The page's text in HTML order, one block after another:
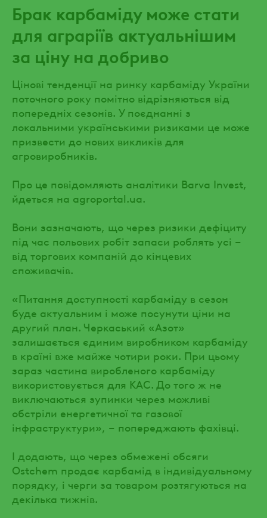
Брак карбаміду може стати
для аграріїв актуальнішим
за ціну на добриво
Цінові тенденції на ринку карбаміду України
поточного року помітно відрізняються від
попередніх сезонів. У поєднанні з
локальними українськими ризиками це може
призвести до нових викликів для
агровиробників.
Про це повідомляють аналітики Barva Invest,
йдеться на agroportal.ua.
Вони зазначають, що через ризики дефіциту
під час польових робіт запаси роблять усі –
від торгових компаній до кінцевих
споживачів.
«Питання доступності карбаміду в сезон
буде актуальним і може посунути ціни на
другий план. Черкаський «Азот»
залишається єдиним виробником карбаміду
в країні вже майже чотири роки. При цьому
зараз частина виробленого карбаміду
використовується для КАС. До того ж не
виключаються зупинки через можливі
обстріли енергетичної та газової
інфраструктури», – попереджають фахівці.
І додають, що через обмежені обсяги
Ostchem продає карбамід в індивідуальному
порядку, і черги за товаром розтягуються на
декілька тижнів.